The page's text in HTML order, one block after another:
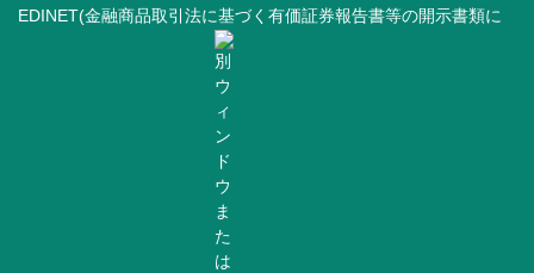
EDINET(金融商品取引法に基づく有価証券報告書等の開示書類に